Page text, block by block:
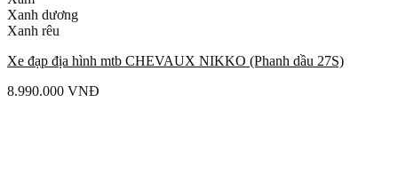
Xanh dương
Xanh rêu
Xe đạp địa hình mtb CHEVAUX NIKKO (Phanh dầu 27S)
8.990.000 VNĐ